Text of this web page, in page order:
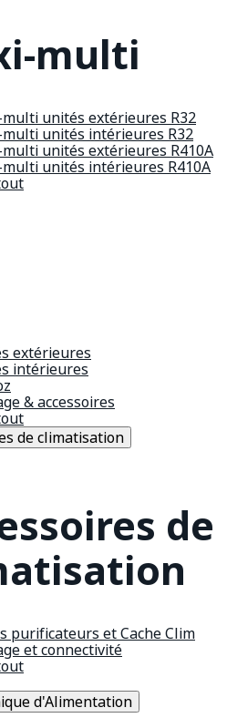
multi
unités extérieures R32
unités intérieures R32
unités extérieures R410A
unités intérieures R410A
extérieures
intérieures
& accessoires
de climatisation
de
purificateurs et Cache Clim
et connectivité
d'Alimentation